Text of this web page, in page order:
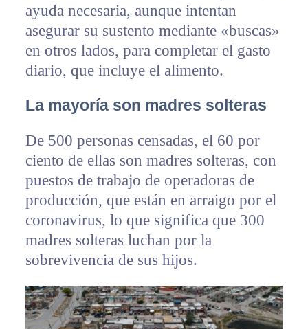
ayuda necesaria, aunque intentan
asegurar su sustento mediante «buscas»
en otros lados, para completar el gasto
diario, que incluye el alimento.
La mayoría son madres solteras
De 500 personas censadas, el 60 por
ciento de ellas son madres solteras, con
puestos de trabajo de operadoras de
producción, que están en arraigo por el
coronavirus, lo que significa que 300
madres solteras luchan por la
sobrevivencia de sus hijos.